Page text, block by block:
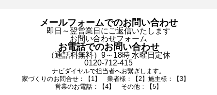
メールフォームでのお問い合わせ
即日～翌営業日にご返信いたします
お問い合わせフォーム
お電話でのお問い合わせ
（通話料無料）9～18時 水曜日定休
0120-712-415
ナビダイヤルで担当者へお繋ぎします。
家づくりのお問合せ：【1】 業者様：【2】施主様：【3】
営業のお電話：【4】 その他：【5】